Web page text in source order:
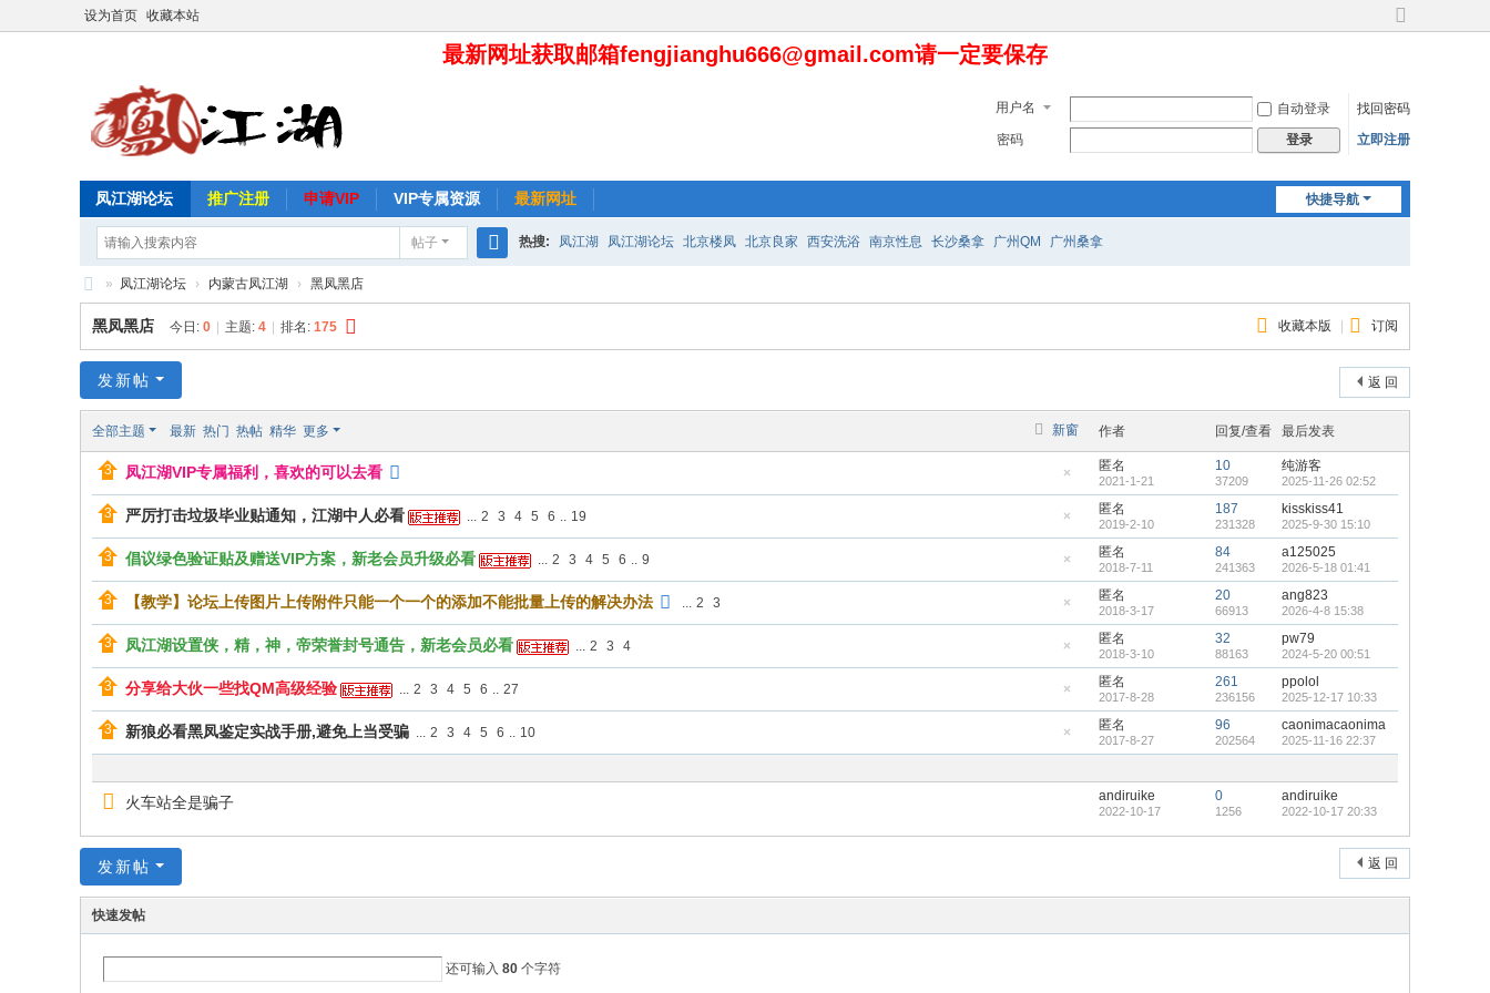
设为首页 收藏本站
切
版
最新网址获取邮箱fengjianghu666@gmail.com请一定要保存
用户名 自动登录
找回密码
密码
登录 立即注册
快捷导航
凤江湖论坛 推广注册 申请VIP VIP专属资源 最新网址
帖子
索
热搜: 凤江湖 凤江湖论坛 北京楼凤 北京良家 西安洗浴 南京性息 长沙桑拿 广州QM 广州桑拿
凤
江
论
» 凤江湖论坛 › 内蒙古凤江湖 › 黑凤黑店
收藏本版 订阅
黑凤黑店 今日: 0 主题: 4 排名: 175
返 回
发新帖
新窗
全部主题 最新 热门 热帖 精华 更多 作者 回复/查看 最后发表
藏
置
帖
凤江湖VIP专属福利，喜欢的可以去看 匿名
2021-1-21
10
37209
纯游客
2025-11-26 02:52
藏
置
帖
严厉打击垃圾毕业贴通知，江湖中人必看 ... 2 3 4 5 6 .. 19 匿名
2019-2-10
187
231328
kisskiss41
2025-9-30 15:10
藏
置
帖
倡议绿色验证贴及赠送VIP方案，新老会员升级必看 ... 2 3 4 5 6 .. 9 匿名
2018-7-11
84
241363
a125025
2026-5-18 01:41
藏
置
帖
【教学】论坛上传图片上传附件只能一个一个的添加不能批量上传的解决办法 ... 2 3 匿名
2018-3-17
20
66913
ang823
2026-4-8 15:38
藏
置
帖
凤江湖设置侠，精，神，帝荣誉封号通告，新老会员必看 ... 2 3 4 匿名
2018-3-10
32
88163
pw79
2024-5-20 00:51
藏
置
帖
分享给大伙一些找QM高级经验 ... 2 3 4 5 6 .. 27 匿名
2017-8-28
261
236156
ppolol
2025-12-17 10:33
藏
顶
新狼必看黑凤鉴定实战手册,避免上当受骗 ... 2 3 4 5 6 .. 10 匿名
2017-8-27
96
202564
caonimacaonima
2025-11-16 22:37
火车站全是骗子 andiruike
2022-10-17
0
1256
andiruike
2022-10-17 20:33
返 回
发新帖
快速发帖
还可输入 80 个字符